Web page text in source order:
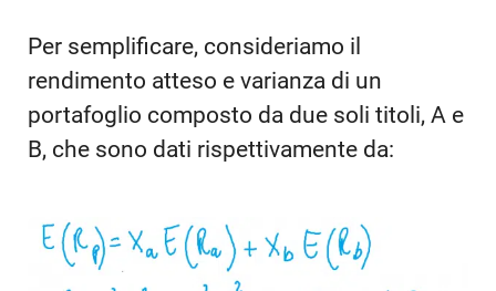
Per semplificare, consideriamo il
rendimento atteso e varianza di un
portafoglio composto da due soli titoli, A e
B, che sono dati rispettivamente da: